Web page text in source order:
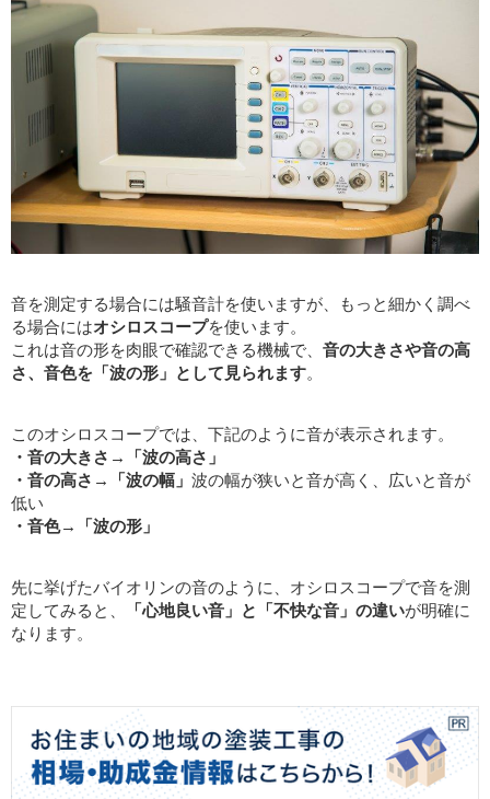
音を測定する場合には騒音計を使いますが、もっと細かく調べ
る場合にはオシロスコープを使います。
これは音の形を肉眼で確認できる機械で、 音の大きさや音の高
さ、音色を「波の形」として見られます。
このオシロスコープでは、下記のように音が表示されます。
・音の大きさ→「波の高さ」
・音の高さ→「波の幅」 波の幅が狭いと音が高く、広いと音が
低い
・音色→「波の形」
先に挙げたバイオリンの音のように、オシロスコープで音を測
定してみると、
「心地良い音」と「不快な音」の違いが明確に
なります。